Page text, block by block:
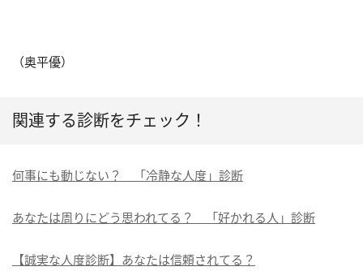
（奥平優）
関連する診断をチェック！
何事にも動じない？ 「冷静な人度」診断
あなたは周りにどう思われてる？ 「好かれる人」診断
【誠実な人度診断】あなたは信頼されてる？